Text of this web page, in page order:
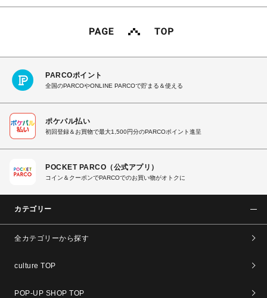
PARCOポイント
全国のPARCOやONLINE PARCOで貯まる＆使える
ポケパル払い
初回登録＆お買物で最大1,500円分のPARCOポイント進呈
POCKET PARCO（公式アプリ）
コイン＆クーポンでPARCOでのお買い物がオトクに
カテゴリー
全カテゴリーから探す
culture TOP
POP-UP SHOP TOP